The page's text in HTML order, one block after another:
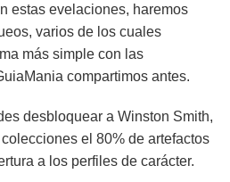
estas evelaciones, haremos
varios de los cuales
más simple con las
compartimos antes.
desbloquear a Winston Smith,
el 80% de artefactos
a los perfiles de carácter.